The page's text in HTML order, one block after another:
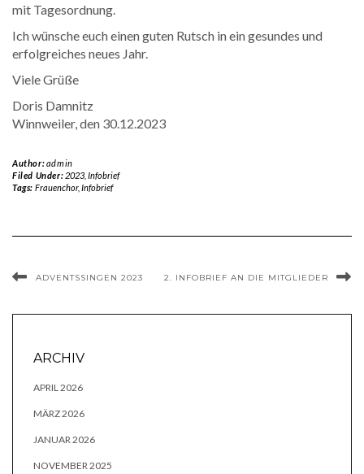
mit Tagesordnung.
Ich wünsche euch einen guten Rutsch in ein gesundes und
erfolgreiches neues Jahr.
Viele Grüße
Doris Damnitz
Winnweiler, den 30.12.2023
Author:admin
Filed Under: 2023, Infobrief
Tags: Frauenchor, Infobrief
ADVENTSSINGEN 2023 2. INFOBRIEF AN DIE MITGLIEDER
ARCHIV
APRIL 2026
MÄRZ 2026
JANUAR 2026
NOVEMBER 2025